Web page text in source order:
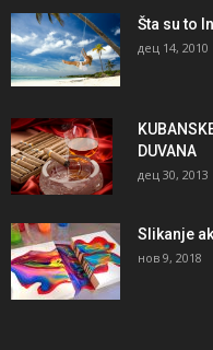
Šta su to
дец 14, 2010
DUVANA
дец 30, 2013
Slikanje
нов 9, 2018